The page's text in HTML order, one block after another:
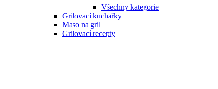
Všechny kategorie
Grilovací kuchařky
Maso na gril
Grilovací recepty